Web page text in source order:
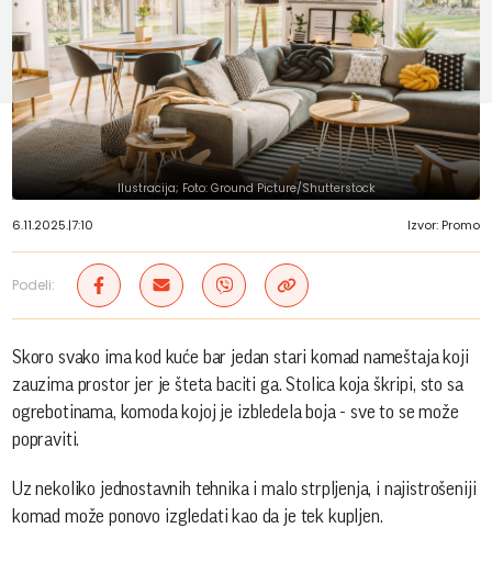
Ilustracija; Foto: Ground Picture/Shutterstock
6.11.2025.|7:10 Izvor: Promo
Podeli:
Skoro svako ima kod kuće bar jedan stari komad nameštaja koji
zauzima prostor jer je šteta baciti ga. Stolica koja škripi, sto sa
ogrebotinama, komoda kojoj je izbledela boja - sve to se može
popraviti.
Uz nekoliko jednostavnih tehnika i malo strpljenja, i najistrošeniji
komad može ponovo izgledati kao da je tek kupljen.